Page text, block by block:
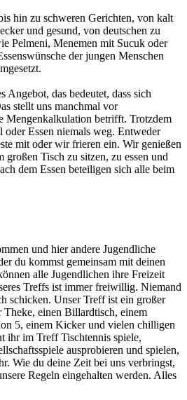
hin zu schweren Gerichten, von kalt
und gesund, von deutschen zu
Pelmeni, Menemen mit Sucuk oder
der jungen Menschen
Angebot, das bedeutet, dass sich
stellt uns manchmal vor
Mengenkalkulation betrifft. Trotzdem
Essen niemals weg. Entweder
mit oder wir frieren ein. Wir genießen
großen Tisch zu sitzen, zu essen und
dem Essen beteiligen sich alle beim
und hier andere Jugendliche
du kommst gemeinsam mit deinen
alle Jugendlichen ihre Freizeit
Treffs ist immer freiwillig. Niemand
schicken. Unser Treff ist ein großer
Theke, einen Billardtisch, einem
5, einem Kicker und vielen chilligen
ihr im Treff Tischtennis spiele,
ausprobieren und spielen,
Wie du deine Zeit bei uns verbringst,
Regeln eingehalten werden. Alles